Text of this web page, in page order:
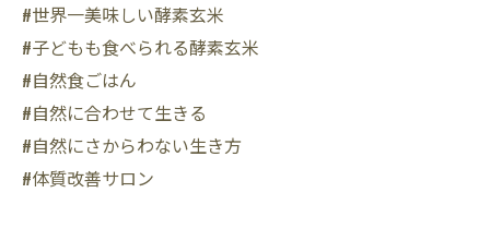
#世界一美味しい酵素玄米
#子どもも食べられる酵素玄米
#自然食ごはん
#自然に合わせて生きる
#自然にさからわない生き方
#体質改善サロン